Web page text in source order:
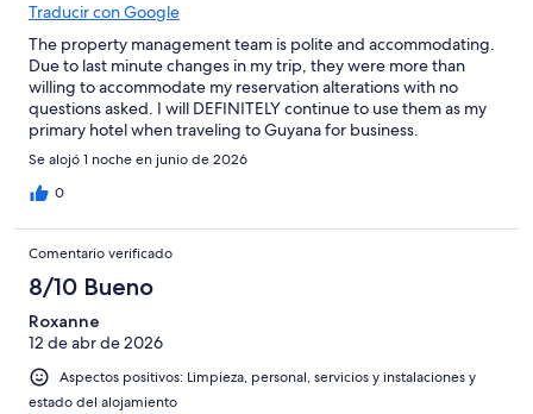
Traducir con Google
The property management team is polite and accommodating.
Due to last minute changes in my trip, they were more than
willing to accommodate my reservation alterations with no
questions asked. I will DEFINITELY continue to use them as my
primary hotel when traveling to Guyana for business.
Se alojó 1 noche en junio de 2026
0
Comentario verificado
8/10 Bueno
Roxanne
12 de abr de 2026
Aspectos positivos: Limpieza, personal, servicios y instalaciones y
estado del alojamiento